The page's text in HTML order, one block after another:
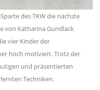
des TKW die nächste
von Katharina Gundlack
vier Kinder der
hoch motiviert. Trotz der
und präsentierten
Techniken.